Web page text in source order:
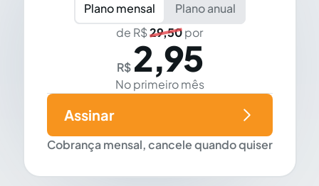
Plano mensal
Plano anual
de R$29,50por
R$ 2,95
No primeiro mês
Cobrança mensal, cancele quando quiser
Assinar